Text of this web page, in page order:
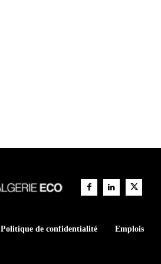
Politique de confidentialité Emplois